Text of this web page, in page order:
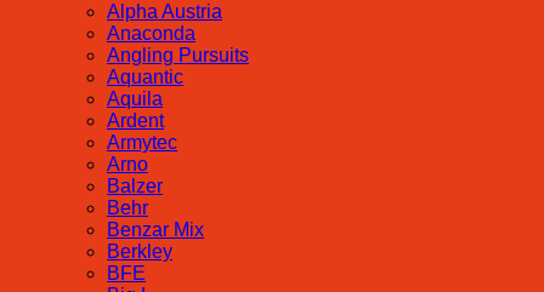
Alpha Austria
Anaconda
Angling Pursuits
Aquantic
Aquila
Ardent
Armytec
Arno
Balzer
Behr
Benzar Mix
Berkley
BFE